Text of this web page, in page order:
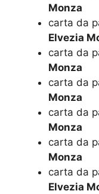
Monza
carta da
Elvezia
carta da
Monza
carta da
Monza
carta da
Monza
carta da
Monza
carta da
Elvezia